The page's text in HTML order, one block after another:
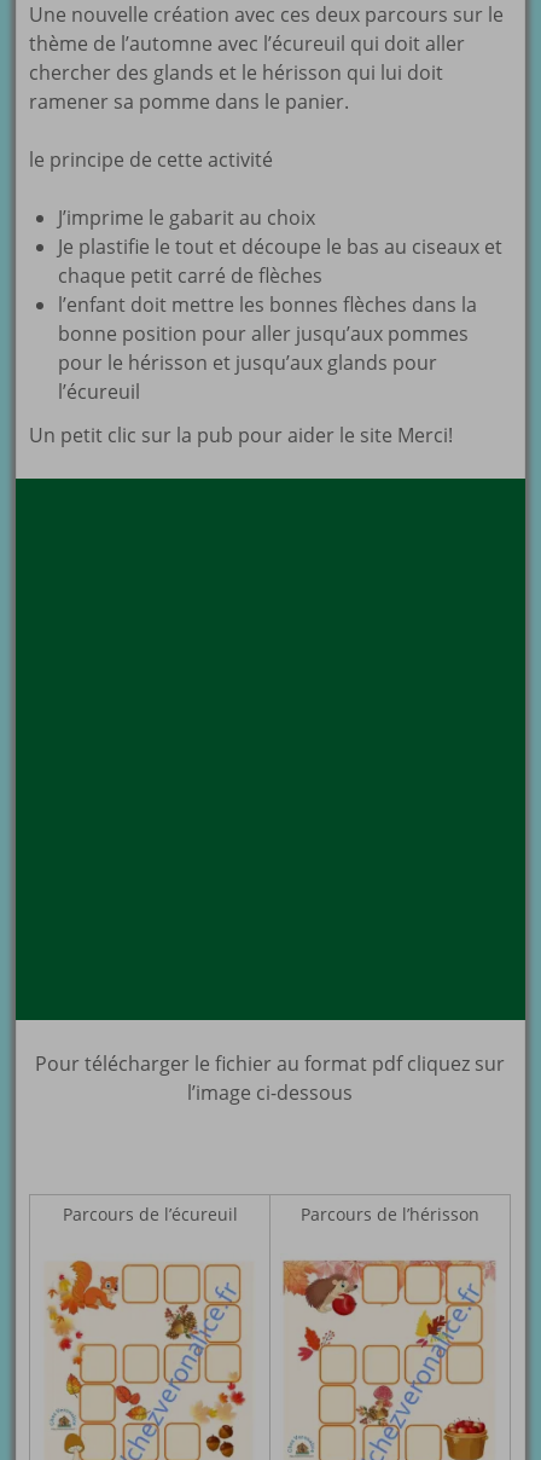
Une nouvelle création avec ces deux parcours sur le
thème de l’automne avec l’écureuil qui doit aller
chercher des glands et le hérisson qui lui doit
ramener sa pomme dans le panier.
le principe de cette activité
J’imprime le gabarit au choix
Je plastifie le tout et découpe le bas au ciseaux et
chaque petit carré de flèches
l’enfant doit mettre les bonnes flèches dans la
bonne position pour aller jusqu’aux pommes
pour le hérisson et jusqu’aux glands pour
l’écureuil
Un petit clic sur la pub pour aider le site Merci!
Pour télécharger le fichier au format pdf cliquez sur
l’image ci-dessous
Parcours de l’écureuil Parcours de l’hérisson